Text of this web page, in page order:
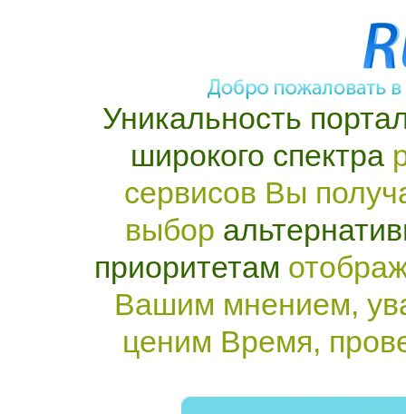
Уникальность
широкого спектра
сервисов Вы
выбор
приоритетам
Вашим мнением,
ценим Время,